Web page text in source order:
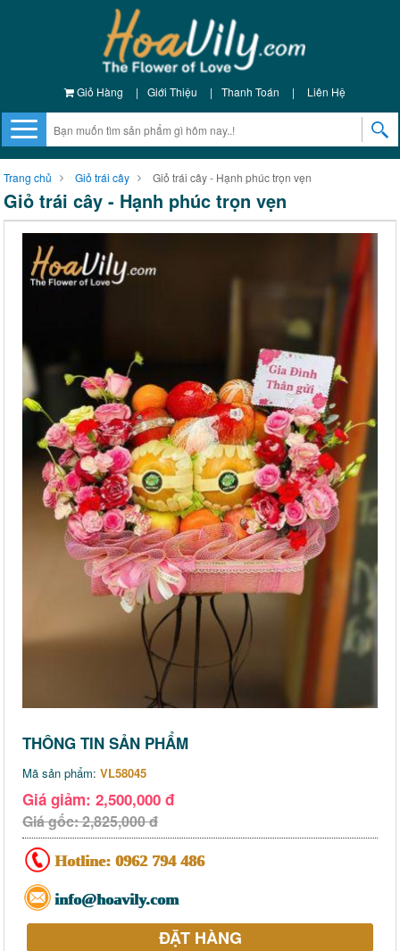
Giỏ Hàng | Giới Thiệu | Thanh Toán | Liên Hệ
Trang chủ Giỏ trái cây Giỏ trái cây - Hạnh phúc trọn vẹn
Giỏ trái cây - Hạnh phúc trọn vẹn
THÔNG TIN SẢN PHẨM
Mã sản phẩm: VL58045
Giá giảm: 2,500,000 đ
Giá gốc: 2,825,000 đ
Hotline: 0962 794 486
info@hoavily.com
ĐẶT HÀNG